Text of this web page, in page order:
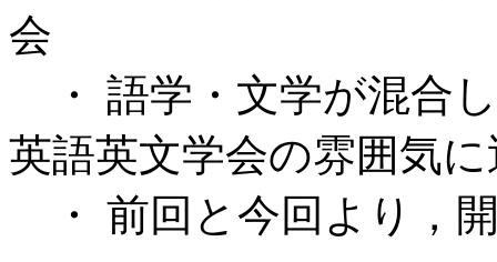
会
・ 語学・文学が混合
英語英文学会の雰囲気
・ 前回と今回より，